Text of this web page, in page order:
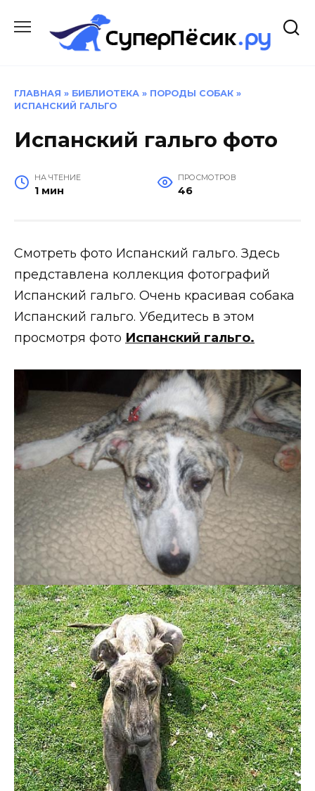
содержанию
ГЛАВНАЯ » БИБЛИОТЕКА » ПОРОДЫ СОБАК »
ИСПАНСКИЙ ГАЛЬГО
Испанский гальго фото
НА ЧТЕНИЕ
1 мин
ПРОСМОТРОВ
46
Смотреть фото Испанский гальго. Здесь
представлена коллекция фотографий
Испанский гальго. Очень красивая собака
Испанский гальго. Убедитесь в этом
просмотря фото Испанский гальго.